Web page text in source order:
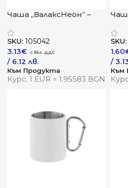
Чаша „ВалаксНеон“ –
характер
SKU: 105042
3.13€
/ 6.12 лв.
Към Продукта
Курс: 1 EUR = 1.95583 BGN
SKU:
1.60
/
Към